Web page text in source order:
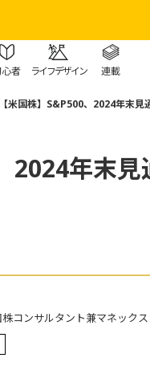
者 ライフデザイン 連載
【米国株】S&P500、2024年末
2024年末
コンサルタント兼マネック